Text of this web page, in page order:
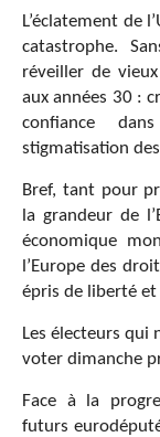
L’éclatement de
catastrophe.
réveiller de
aux années 30 :
confiance
stigmatisation
Bref, tant pour
la grandeur de
économique
l’Europe des
épris de liberté et
Les électeurs qui
voter dimanche
Face à la
futurs